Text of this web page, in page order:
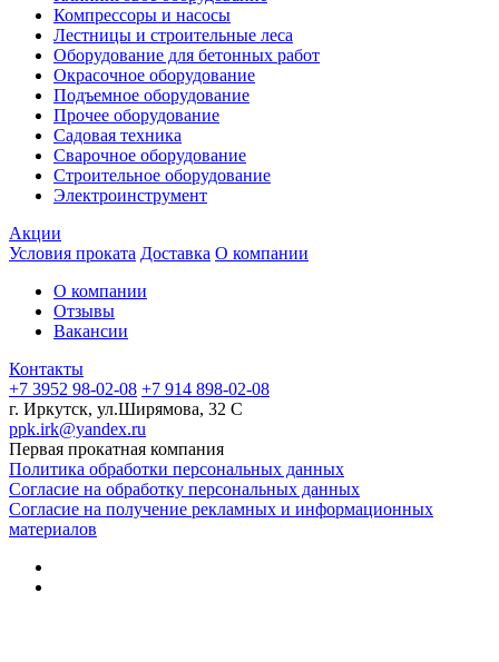
Компрессоры и насосы
Лестницы и строительные леса
Оборудование для бетонных работ
Окрасочное оборудование
Подъемное оборудование
Прочее оборудование
Садовая техника
Сварочное оборудование
Строительное оборудование
Электроинструмент
Акции
Условия проката Доставка О компании
О компании
Отзывы
Вакансии
Контакты
+7 3952 98-02-08 +7 914 898-02-08
г. Иркутск, ул.Ширямова, 32 С
ppk.irk@yandex.ru
Первая прокатная компания
Политика обработки персональных данных
Согласие на обработку персональных данных
Согласие на получение рекламных и информационных
материалов